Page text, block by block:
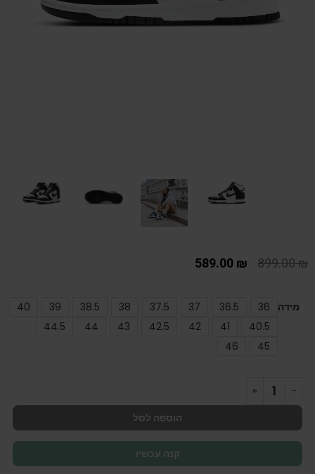
899.00₪
589.00 ₪
מידה 36
36.5
37
37.5
38
38.5
39
40
40.5
41
42
42.5
43
44
44.5
45
46
הוספה לסל
קנה עכשיו